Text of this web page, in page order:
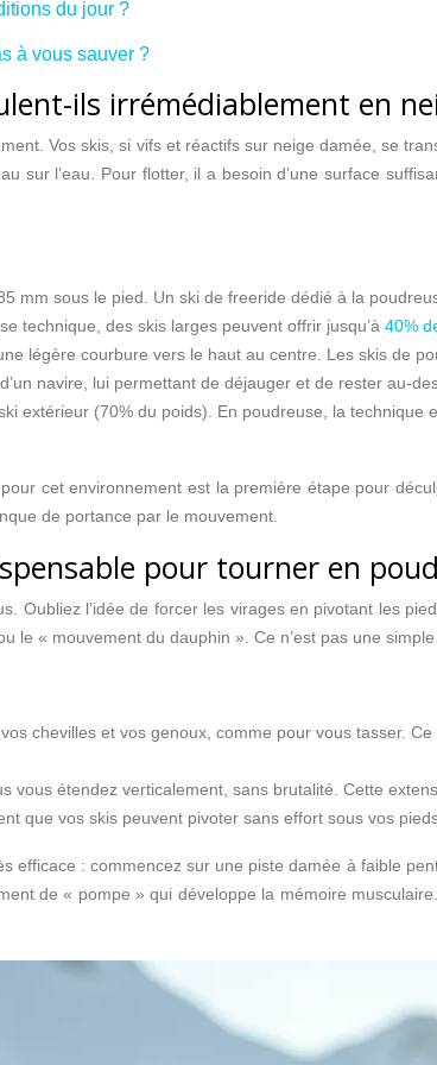
du jour ?
à vous sauver ?
ils irrémédiablement en
Vos skis, si vifs et réactifs sur neige damée, se
sur l’eau. Pour flotter, il a besoin d’une surface
mm sous le pied. Un ski de freeride dédié à la
technique, des skis larges peuvent offrir jusqu’à 40%
légère courbure vers le haut au centre. Les skis de
navire, lui permettant de déjauger et de rester au-
extérieur (70% du poids). En poudreuse, la technique
cet environnement est la première étape pour
de portance par le mouvement.
pour tourner en
Oubliez l’idée de forcer les virages en pivotant les
« mouvement du dauphin ». Ce n’est pas une
chevilles et vos genoux, comme pour vous tasser.
vous étendez verticalement, sans brutalité. Cette
que vos skis peuvent pivoter sans effort sous vos
: commencez sur une piste damée à faible
de « pompe » qui développe la mémoire